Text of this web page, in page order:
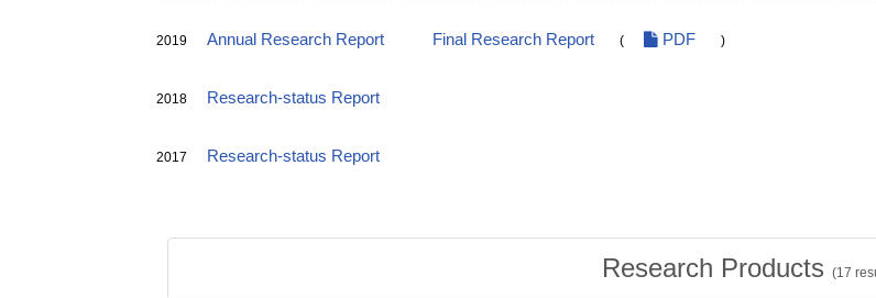
2019 Annual Research Report Final Research Report ( PDF )
2018 Research-status Report
2017 Research-status Report
Research Products (17